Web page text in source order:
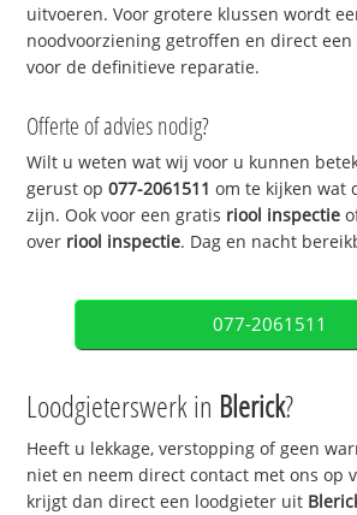
uitvoeren. Voor grotere klussen wordt
noodvoorziening getroffen en direct een
voor de definitieve reparatie.
Offerte of advies nodig?
Wilt u weten wat wij voor u kunnen
gerust op077-2061511 om te kijken wat
zijn. Ook voor een gratis riool inspectie
over riool inspectie. Dag en nacht
077-2061511
Loodgieterswerk in Blerick?
Heeft u lekkage, verstopping of geen
niet en neem direct contact met ons op
krijgt dan direct een loodgieter uit